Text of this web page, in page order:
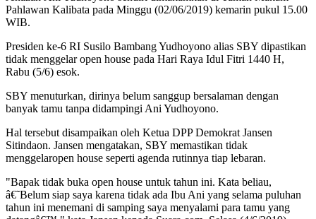
Pahlawan Kalibata pada Minggu (02/06/2019) kemarin pukul 15.00
WIB.
Presiden ke-6 RI Susilo Bambang Yudhoyono alias SBY dipastikan
tidak menggelar open house pada Hari Raya Idul Fitri 1440 H,
Rabu (5/6) esok.
SBY menuturkan, dirinya belum sanggup bersalaman dengan
banyak tamu tanpa didampingi Ani Yudhoyono.
Hal tersebut disampaikan oleh Ketua DPP Demokrat Jansen
Sitindaon. Jansen mengatakan, SBY memastikan tidak
menggelaropen house seperti agenda rutinnya tiap lebaran.
"Bapak tidak buka open house untuk tahun ini. Kata beliau,
â€˜Belum siap saya karena tidak ada Ibu Ani yang selama puluhan
tahun ini menemani di samping saya menyalami para tamu yang